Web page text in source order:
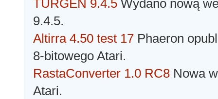
TURGEN 9.4.5 Wydano nową
9.4.5.
Altirra 4.50 test 17 Phaeron
8-bitowego Atari.
RastaConverter 1.0 RC8 Nowa
Atari.